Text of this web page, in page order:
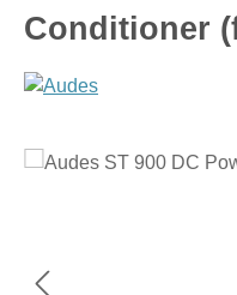
Conditioner
Bildergalerie